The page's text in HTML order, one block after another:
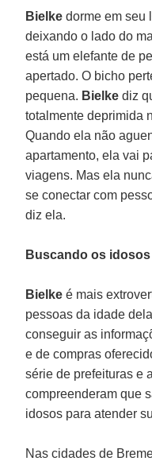
Bielke dorme em seu
deixando o lado do
está um elefante de
apertado. O bicho
pequena. Bielke diz
totalmente deprimida
Quando ela não
apartamento, ela vai
viagens. Mas ela
se conectar com
diz ela.
Buscando os idosos
Bielke é mais
pessoas da idade
conseguir as
e de compras
série de prefeituras e
compreenderam que
idosos para atender
Nas cidades de